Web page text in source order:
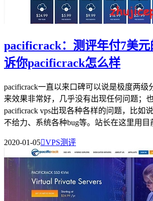
pacificrack：测评年付7美元
诉你pacificrack怎么样
pacificrack一直以来口碑可以说是极度两级
来效果非常好，几乎没有出现任何问题；
pacificrack vps出现各种各样的问题，比如
不给力、系统各种bug等。站长在这里用目
2020-01-05VPS测评